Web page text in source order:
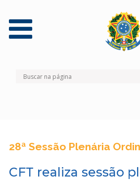
28ª Sessão Plenária
CFT realiza sessão